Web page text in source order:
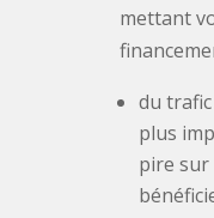
mettant
du
plus
pire